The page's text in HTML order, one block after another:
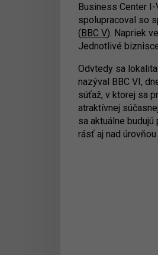
Business Center I-
spolupracoval so
(BBC V). Napriek
Jednotlivé
Odvtedy sa
nazýval BBC VI,
súťaž, v ktorej sa
atraktívnej
sa aktuálne
rásť aj nad úrovňou